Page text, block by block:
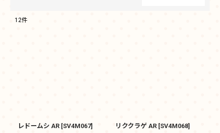
12件
レドームシ AR [SV4M067] リククラゲ AR [SV4M068]